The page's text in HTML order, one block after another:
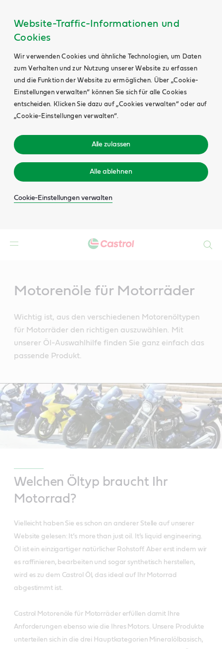
Website-Traffic-Informationen und
Cookies
Wir verwenden Cookies und ähnliche Technologien, um Daten
zum Verhalten und zur Nutzung unserer Website zu erfassen
und die Funktion der Website zu ermöglichen. Über „Cookie-
Einstellungen verwalten“ können Sie sich für alle Cookies
entscheiden. Klicken Sie dazu auf „Cookies verwalten“ oder auf
„Cookie-Einstellungen verwalten“.
Alle zulassen
Alle ablehnen
Cookie-Einstellungen verwalten
Motorenöle für Motorräder
Wichtig ist, aus den verschiedenen Motorenöltypen
für Motorräder den richtigen auszuwählen. Mit
unserer Öl-Auswahlhilfe finden Sie ganz einfach das
passende Produkt.
Welchen Öltyp braucht Ihr
Motorrad?
Vielleicht haben Sie es schon an anderer Stelle auf unserer
Website gelesen: It’s more than just oil. It’s liquid engineering.
Öl ist ein einzigartiger natürlicher Rohstoff. Aber erst indem wir
es raffinieren, bearbeiten und sogar synthetisch herstellen,
wird es zu dem Castrol Öl, das ideal auf Ihr Motorrad
abgestimmt ist.
Castrol Motorenöle für Motorräder erfüllen damit Ihre
Anforderungen ebenso wie die Ihres Motors. Unsere Produkte
unterteilen sich in die drei Hauptkategorien Mineralölbasisch,